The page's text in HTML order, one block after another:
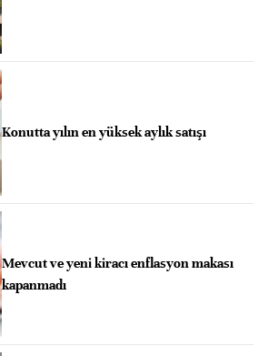
Konutta yılın en yüksek aylık satışı
Mevcut ve yeni kiracı enflasyon makası
kapanmadı